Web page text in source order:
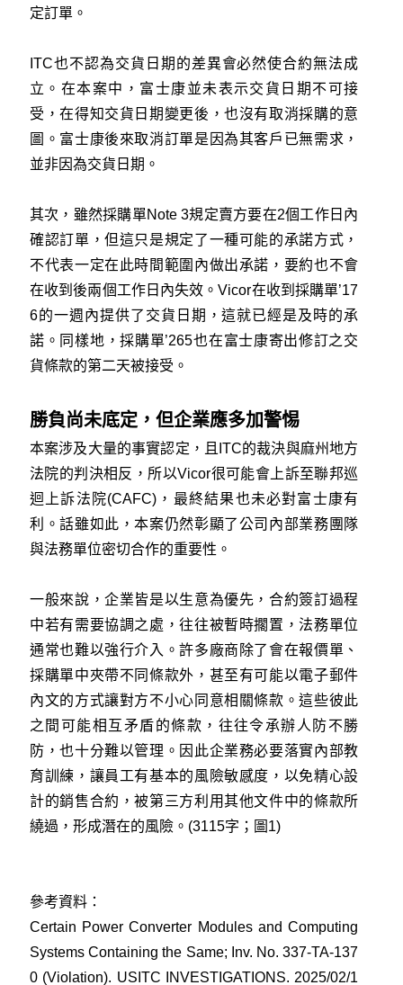
定訂單。
ITC也不認為交貨日期的差異會必然使合約無法成
立。在本案中，富士康並未表示交貨日期不可接
受，在得知交貨日期變更後，也沒有取消採購的意
圖。富士康後來取消訂單是因為其客戶已無需求，
並非因為交貨日期。
其次，雖然採購單Note 3規定賣方要在2個工作日內
確認訂單，但這只是規定了一種可能的承諾方式，
不代表一定在此時間範圍內做出承諾，要約也不會
在收到後兩個工作日內失效。Vicor在收到採購單’17
6的一週內提供了交貨日期，這就已經是及時的承
諾。同樣地，採購單’265也在富士康寄出修訂之交
貨條款的第二天被接受。
勝負尚未底定，但企業應多加警惕
本案涉及大量的事實認定，且ITC的裁決與麻州地方
法院的判決相反，所以Vicor很可能會上訴至聯邦巡
迴上訴法院(CAFC)，最終結果也未必對富士康有
利。話雖如此，本案仍然彰顯了公司內部業務團隊
與法務單位密切合作的重要性。
一般來說，企業皆是以生意為優先，合約簽訂過程
中若有需要協調之處，往往被暫時擱置，法務單位
通常也難以強行介入。許多廠商除了會在報價單、
採購單中夾帶不同條款外，甚至有可能以電子郵件
內文的方式讓對方不小心同意相關條款。這些彼此
之間可能相互矛盾的條款，往往令承辦人防不勝
防，也十分難以管理。因此企業務必要落實內部教
育訓練，讓員工有基本的風險敏感度，以免精心設
計的銷售合約，被第三方利用其他文件中的條款所
繞過，形成潛在的風險。(3115字；圖1)
參考資料：
Certain Power Converter Modules and Computing
Systems Containing the Same; Inv. No. 337-TA-137
0 (Violation). USITC INVESTIGATIONS. 2025/02/1